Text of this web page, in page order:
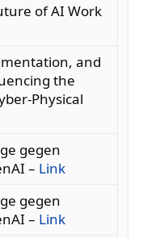
of AI Work
and
the
Physical
gegen
– Link
gegen
– Link